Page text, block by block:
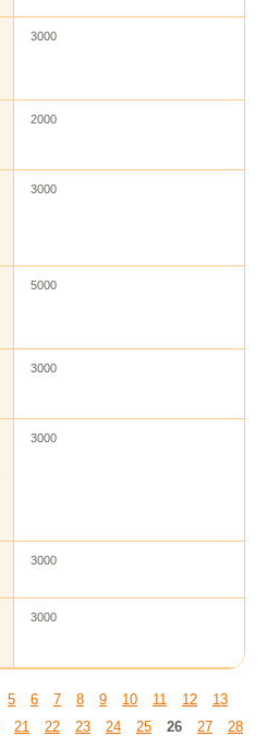
3000
2000
3000
5000
3000
3000
3000
3000
5 6 7 8 9 10 11 12
13
21 22 23 24 25 26 27
28